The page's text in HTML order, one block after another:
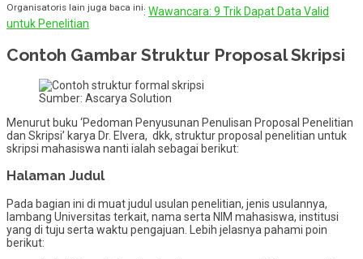
Organisatoris lain juga baca ini: Wawancara: 9 Trik Dapat Data Valid
untuk Penelitian
Contoh Gambar Struktur Proposal Skripsi
Sumber: Ascarya Solution
Menurut buku ‘Pedoman Penyusunan Penulisan Proposal Penelitian
dan Skripsi’ karya Dr. Elvera, dkk, struktur proposal penelitian untuk
skripsi mahasiswa nanti ialah sebagai berikut:
Halaman Judul
Pada bagian ini di muat judul usulan penelitian, jenis usulannya,
lambang Universitas terkait, nama serta NIM mahasiswa, institusi
yang di tuju serta waktu pengajuan. Lebih jelasnya pahami poin
berikut: